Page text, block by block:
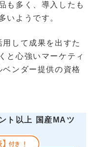
も多く、導入したも
いようです。
して成果を出すた
と心強いマーケティ
ンダー提供の資格
ト以上 国産MAツ